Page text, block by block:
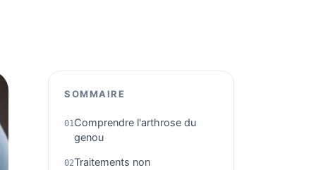
SOMMAIRE
Comprendre l'arthrose du
genou
Traitements non